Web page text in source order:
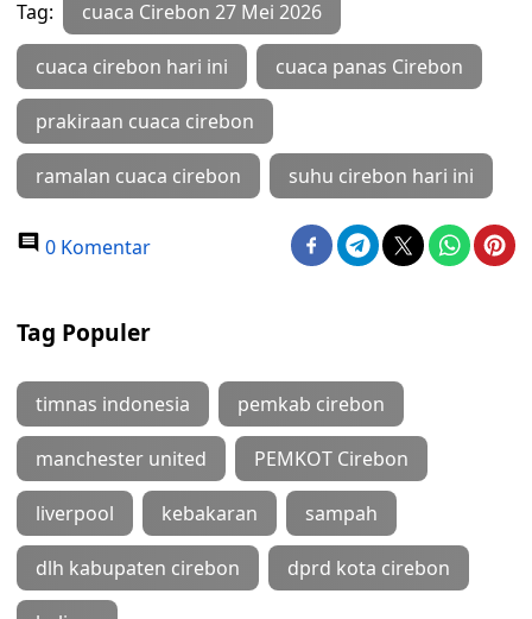
Tag: cuaca Cirebon 27 Mei 2026
cuaca cirebon hari ini cuaca panas Cirebon
prakiraan cuaca cirebon
ramalan cuaca cirebon suhu cirebon hari ini
0 Komentar
Tag Populer
timnas indonesia pemkab cirebon
manchester united PEMKOT Cirebon
liverpool kebakaran sampah
dlh kabupaten cirebon dprd kota cirebon